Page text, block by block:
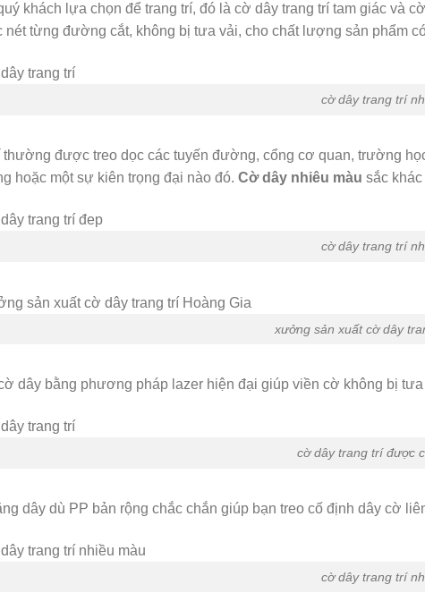
khách lựa chọn để trang trí, đó là cờ dây trang trí tam giác và
nét từng đường cắt, không bị tưa vải, cho chất lượng sản phẩm
cờ dây trang trí
thường được treo dọc các tuyến đường, cổng cơ quan, trường
hoặc một sự kiên trọng đại nào đó. Cờ dây nhiêu màu sắc
cờ dây trang trí
xưởng sản xuất cờ dây
dây bằng phương pháp lazer hiện đại giúp viền cờ không bị
cờ dây trang trí được
dây dù PP bản rộng chắc chắn giúp bạn treo cố định dây cờ
cờ dây trang trí